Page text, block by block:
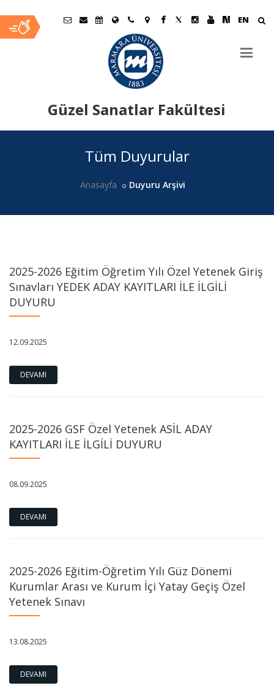
EN
Güzel Sanatlar Fakültesi
Tüm Duyurular
Anasayfa Duyuru Arşivi
2025-2026 Eğitim Öğretim Yılı Özel Yetenek Giriş
Sınavları YEDEK ADAY KAYITLARI İLE İLGİLİ
DUYURU
12.09.2025
DEVAMI
2025-2026 GSF Özel Yetenek ASİL ADAY
KAYITLARI İLE İLGİLİ DUYURU
08.09.2025
DEVAMI
2025-2026 Eğitim-Öğretim Yılı Güz Dönemi
Kurumlar Arası ve Kurum İçi Yatay Geçiş Özel
Yetenek Sınavı
13.08.2025
DEVAMI